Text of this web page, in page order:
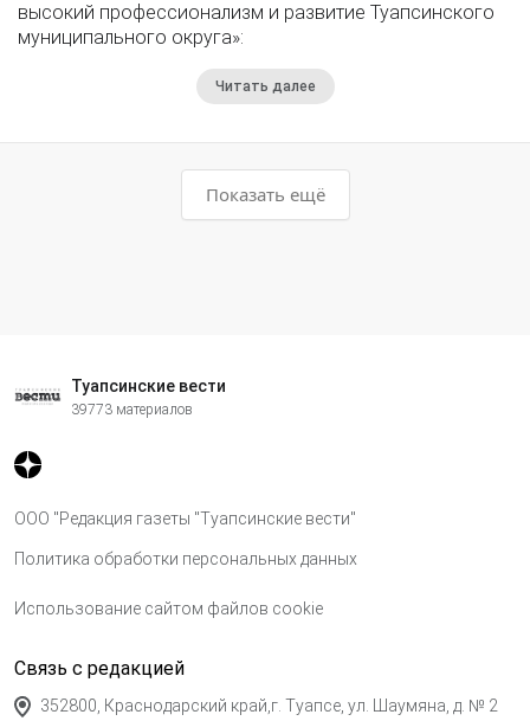
высокий профессионализм и развитие Туапсинского
муниципального округа»:
Читать далее
Показать ещё
Туапсинские вести
39773 материалов
ООО "Редакция газеты "Туапсинские вести"
Политика обработки персональных данных
Использование сайтом файлов cookie
Связь с редакцией
352800, Краснодарский край,г. Туапсе, ул. Шаумяна, д. № 2